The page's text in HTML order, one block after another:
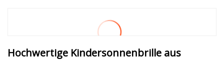
Hochwertige Kindersonnenbrille aus